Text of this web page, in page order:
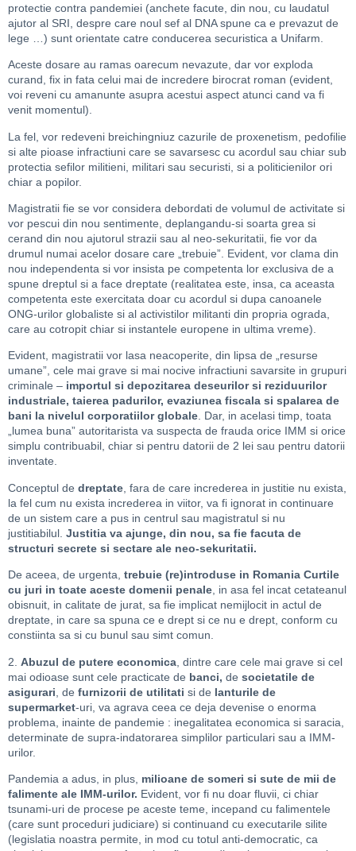
protectie contra pandemiei (anchete facute, din nou, cu laudatul
ajutor al SRI, despre care noul sef al DNA spune ca e prevazut de
lege …) sunt orientate catre conducerea securistica a Unifarm.
Aceste dosare au ramas oarecum nevazute, dar vor exploda
curand, fix in fata celui mai de incredere birocrat roman (evident,
voi reveni cu amanunte asupra acestui aspect atunci cand va fi
venit momentul).
La fel, vor redeveni breichingniuz cazurile de proxenetism, pedofilie
si alte pioase infractiuni care se savarsesc cu acordul sau chiar sub
protectia sefilor militieni, militari sau securisti, si a politicienilor ori
chiar a popilor.
Magistratii fie se vor considera debordati de volumul de activitate si
vor pescui din nou sentimente, deplangandu-si soarta grea si
cerand din nou ajutorul strazii sau al neo-sekuritatii, fie vor da
drumul numai acelor dosare care „trebuie”. Evident, vor clama din
nou independenta si vor insista pe competenta lor exclusiva de a
spune dreptul si a face dreptate (realitatea este, insa, ca aceasta
competenta este exercitata doar cu acordul si dupa canoanele
ONG-urilor globaliste si al activistilor militanti din propria ograda,
care au cotropit chiar si instantele europene in ultima vreme).
Evident, magistratii vor lasa neacoperite, din lipsa de „resurse
umane”, cele mai grave si mai nocive infractiuni savarsite in grupuri
criminale – importul si depozitarea deseurilor si reziduurilor
industriale, taierea padurilor, evaziunea fiscala si spalarea de
bani la nivelul corporatiilor globale. Dar, in acelasi timp, toata
„lumea buna” autoritarista va suspecta de frauda orice IMM si orice
simplu contribuabil, chiar si pentru datorii de 2 lei sau pentru datorii
inventate.
Conceptul de dreptate , fara de care increderea in justitie nu exista,
la fel cum nu exista increderea in viitor, va fi ignorat in continuare
de un sistem care a pus in centrul sau magistratul si nu
justitiabilul. Justitia va ajunge, din nou, sa fie facuta de
structuri secrete si sectare ale neo-sekuritatii.
De aceea, de urgenta, trebuie (re)introduse in Romania Curtile
cu juri in toate aceste domenii penale , in asa fel incat cetateanul
obisnuit, in calitate de jurat, sa fie implicat nemijlocit in actul de
dreptate, in care sa spuna ce e drept si ce nu e drept, conform cu
constiinta sa si cu bunul sau simt comun.
2. Abuzul de putere economica , dintre care cele mai grave si cel
mai odioase sunt cele practicate de banci, de societatile de
asigurari , de furnizorii de utilitati si de lanturile de
supermarket-uri, va agrava ceea ce deja devenise o enorma
problema, inainte de pandemie : inegalitatea economica si saracia,
determinate de supra-indatorarea simplilor particulari sau a IMM-
urilor.
Pandemia a adus, in plus, milioane de someri si sute de mii de
falimente ale IMM-urilor. Evident, vor fi nu doar fluvii, ci chiar
tsunami-uri de procese pe aceste teme, incepand cu falimentele
(care sunt proceduri judiciare) si continuand cu executarile silite
(legislatia noastra permite, in mod cu totul anti-democratic, ca